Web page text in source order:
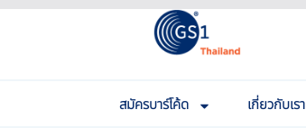
สมัครบาร์โค้ด เกี่ยวกับเรา